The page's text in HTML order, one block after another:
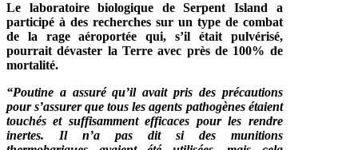
Le laboratoire biologique de Serpent Island a
participé à des recherches sur un type de combat
de la rage aéroportée qui, s’il était pulvérisé,
pourrait dévaster la Terre avec près de 100% de
mortalité.
“Poutine a assuré qu’il avait pris des précautions
pour s’assurer que tous les agents pathogènes étaient
touchés et suffisamment efficaces pour les rendre
inertes. Il n’a pas dit si des munitions